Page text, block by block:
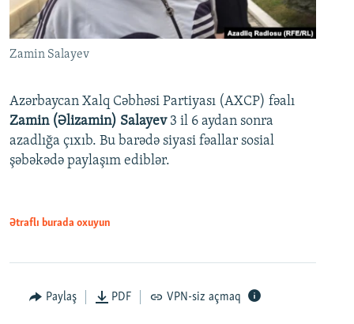
Zamin Salayev
Azərbaycan Xalq Cəbhəsi Partiyası (AXCP) fəalı
Zamin (Əlizamin) Salayev 3 il 6 aydan sonra
azadlığa çıxıb. Bu barədə siyasi fəallar sosial
şəbəkədə paylaşım ediblər.
Ətraflı burada oxuyun
Paylaş PDF VPN-siz açmaq